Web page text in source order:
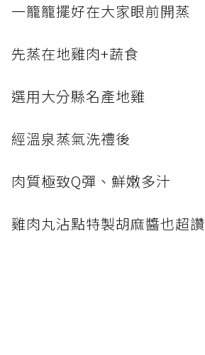
一籠籠擺好在大家眼前開蒸
先蒸在地雞肉+蔬食
選用大分縣名產地雞
經溫泉蒸氣洗禮後
肉質極致Q彈、鮮嫩多汁
雞肉丸沾點特製胡麻醬也超讚